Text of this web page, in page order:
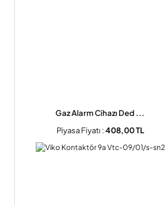
Gaz Alarm Cihazı Ded ...
Piyasa Fiyatı :408,00 TL